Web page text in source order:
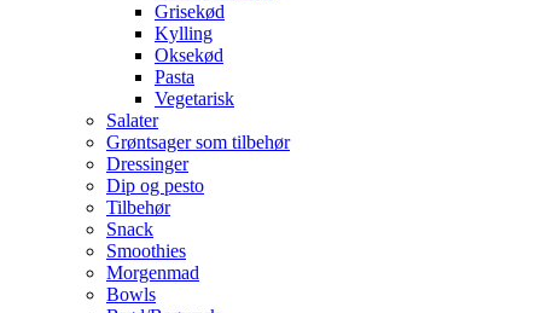
Grisekød
Kylling
Oksekød
Pasta
Vegetarisk
Salater
Grøntsager som tilbehør
Dressinger
Dip og pesto
Tilbehør
Snack
Smoothies
Morgenmad
Bowls